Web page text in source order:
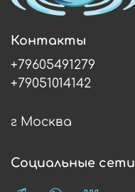
Контакты
+79605491279
+79051014142
г Москва
Социальные сети